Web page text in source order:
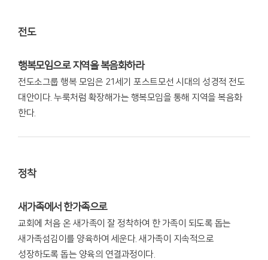
전도
행복모임으로 지역을 복음화하라
전도소그룹 행복 모임은 21세기 포스트모선 시대의 성경적 전도
대안이다. 누룩처럼 확장해가는 행복모임을 통해 지역을 복음화
한다.
정착
새가족에서 한가족으로
교회에 처음 온 새가족이 잘 정착하여 한 가족이 되도록 돕는
새가족섬김이를 양육하여 세운다. 새가족이 지속적으로
성장하도록 돕는 양육의 연결과정이다.